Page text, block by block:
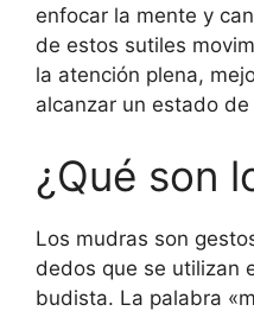
enfocar la mente y
de estos sutiles
la atención plena,
alcanzar un estado
¿Qué son
Los mudras son
dedos que se utilizan
budista. La palabra